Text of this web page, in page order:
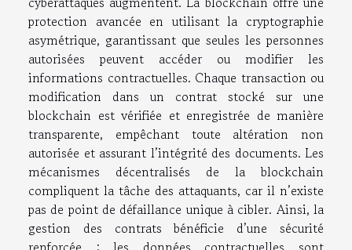
protection avancée en utilisant la cryptographie
asymétrique, garantissant que seules les personnes
autorisées peuvent accéder ou modifier les
informations contractuelles. Chaque transaction ou
modification dans un contrat stocké sur une
blockchain est vérifiée et enregistrée de manière
transparente, empêchant toute altération non
autorisée et assurant l’intégrité des documents. Les
mécanismes décentralisés de la blockchain
compliquent la tâche des attaquants, car il n’existe
pas de point de défaillance unique à cibler. Ainsi, la
gestion des contrats bénéficie d’une sécurité